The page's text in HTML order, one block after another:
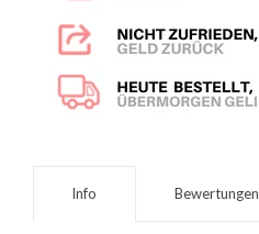
Info Bewertungen